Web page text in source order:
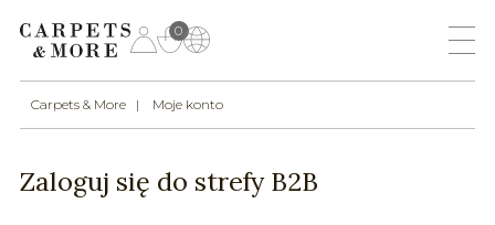
0
Carpets & More Moje konto
Zaloguj się do strefy B2B